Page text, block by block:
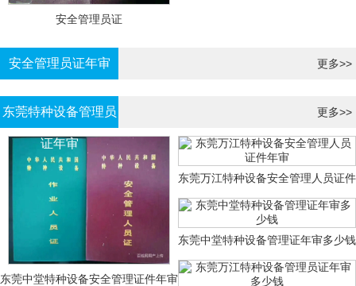
安全管理员证
安全管理员证年审 更多>>
东莞特种设备管理员
证年审
更多>>
东莞中堂特种设备安全管理证件年审
东莞万江特种设备安全管理人员证件
年审
东莞中堂特种设备管理证年审多少钱